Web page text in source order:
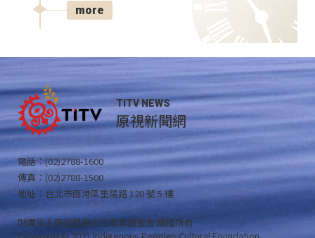
more
TITV NEWS
原視新聞網
電話：(02)2788-1600
傳真：(02)2788-1500
地址：台北市南港區重陽路 120 號 5 樓
財團法人原住民族文化事業基金會 版權所有